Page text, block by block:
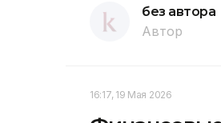
без автора
Автор
16:17, 19 Мая 2026